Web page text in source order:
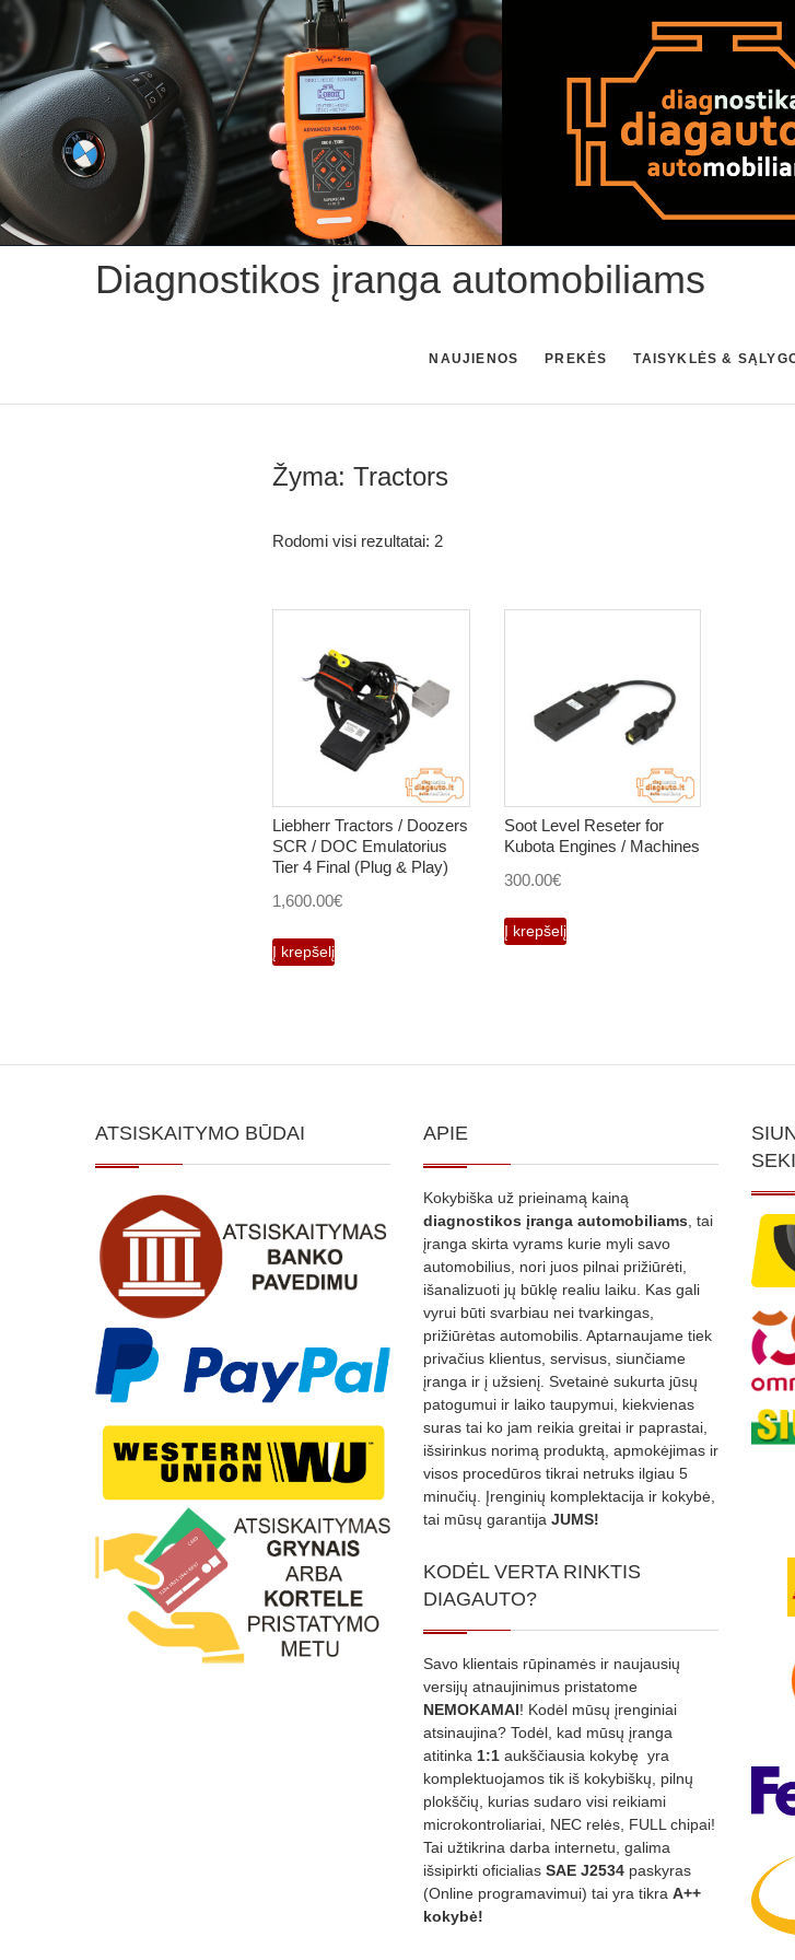
Skip
content
Diagnostikos įranga automobiliams
NAUJIENOS PREKĖS TAISYKLĖS &
Žyma: Tractors
Rodomi visi rezultatai: 2
Liebherr Tractors / Doozers
SCR / DOC Emulatorius
Tier 4 Final (Plug & Play)
1,600.00€
Į krepšelį
Soot Level Reseter for
Kubota Engines / Machines
300.00€
Į krepšelį
ATSISKAITYMO BŪDAI APIE
Kokybiška už prieinamą kainą
diagnostikos įranga automobiliams , tai
įranga skirta vyrams kurie myli savo
automobilius, nori juos pilnai prižiūrėti,
išanalizuoti jų būklę realiu laiku. Kas gali
vyrui būti svarbiau nei tvarkingas,
prižiūrėtas automobilis. Aptarnaujame tiek
privačius klientus, servisus, siunčiame
įranga ir į užsienį. Svetainė sukurta jūsų
patogumui ir laiko taupymui, kiekvienas
suras tai ko jam reikia greitai ir paprastai,
išsirinkus norimą produktą, apmokėjimas ir
visos procedūros tikrai netruks ilgiau 5
minučių. Įrenginių komplektacija ir kokybė,
tai mūsų garantija JUMS!
KODĖL VERTA RINKTIS
DIAGAUTO?
Savo klientais rūpinamės ir naujausių
versijų atnaujinimus pristatome
NEMOKAMAI! Kodėl mūsų įrenginiai
atsinaujina? Todėl, kad mūsų įranga
atitinka 1:1 aukščiausia kokybę yra
komplektuojamos tik iš kokybiškų, pilnų
plokščių, kurias sudaro visi reikiami
microkontroliariai, NEC relės, FULL chipai!
Tai užtikrina darba internetu, galima
išsipirkti oficialias SAE J2534 paskyras
(Online programavimui) tai yra tikra A++
kokybė!